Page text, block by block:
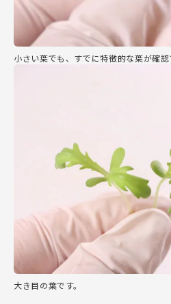
小さい葉でも、すでに特徴的な葉が確認
大き目の葉です。